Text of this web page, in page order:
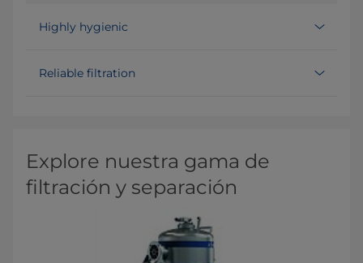
Highly hygienic
Reliable filtration
Explore nuestra gama de
filtración y separación